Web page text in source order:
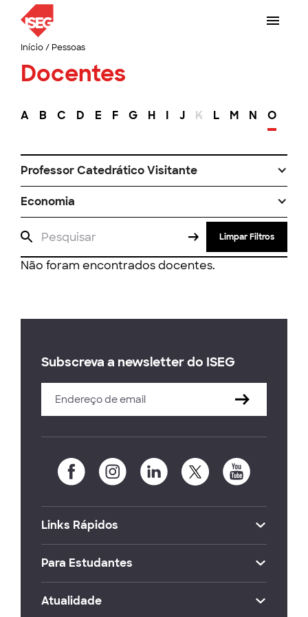
Início/ Pessoas
Docentes
A B C D E F G H I J K L M N O
Professor Catedrático Visitante
Economia
Limpar Filtros
Não foram encontrados docentes.
Subscreva a newsletter do ISEG
Links Rápidos
Para Estudantes
Atualidade